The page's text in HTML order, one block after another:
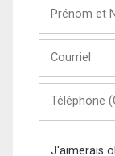
Nom
(Optionnel)
Message